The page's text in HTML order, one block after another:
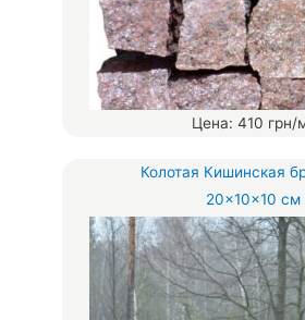
Цена: 410 грн/
Колотая Кишинская
20×10×10 см